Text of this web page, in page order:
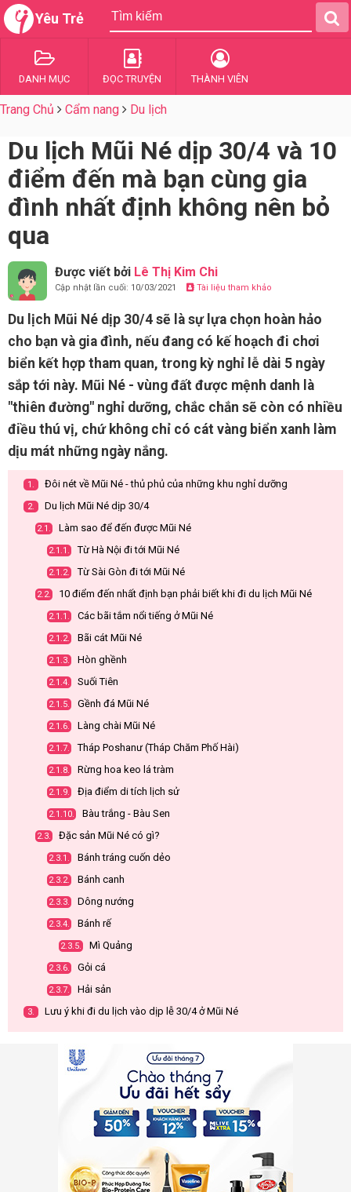
Yêu Trẻ
DANH MỤC ĐỌC TRUYỆN THÀNH VIÊN
Trang Chủ Cẩm nang Du lịch
Du lịch Mũi Né dịp 30/4 và 10
điểm đến mà bạn cùng gia
đình nhất định không nên bỏ
qua
Được viết bởi Lê Thị Kim Chi
Cập nhật lần cuối: 10/03/2021 Tài liệu tham khảo
Du lịch Mũi Né dịp 30/4 sẽ là sự lựa chọn hoàn hảo
cho bạn và gia đình, nếu đang có kế hoạch đi chơi
biển kết hợp tham quan, trong kỳ nghỉ lễ dài 5 ngày
sắp tới này. Mũi Né - vùng đất được mệnh danh là
"thiên đường" nghỉ dưỡng, chắc chắn sẽ còn có nhiều
điều thú vị, chứ không chỉ có cát vàng biển xanh làm
dịu mát những ngày nắng.
1. Đôi nét về Mũi Né - thủ phủ của những khu nghỉ dưỡng
2. Du lịch Mũi Né dịp 30/4
2.1. Làm sao để đến được Mũi Né
2.1.1. Từ Hà Nội đi tới Mũi Né
2.1.2. Từ Sài Gòn đi tới Mũi Né
2.2. 10 điểm đến nhất định bạn phải biết khi đi du lịch Mũi Né
2.1.1. Các bãi tắm nổi tiếng ở Mũi Né
2.1.2. Bãi cát Mũi Né
2.1.3. Hòn ghềnh
2.1.4. Suối Tiên
2.1.5. Gềnh đá Mũi Né
2.1.6. Làng chài Mũi Né
2.1.7. Tháp Poshanư (Tháp Chăm Phố Hài)
2.1.8. Rừng hoa keo lá tràm
2.1.9. Địa điểm di tích lịch sử
2.1.10. Bàu trắng - Bàu Sen
2.3. Đặc sản Mũi Né có gì?
2.3.1. Bánh tráng cuốn dẻo
2.3.2. Bánh canh
2.3.3. Dông nướng
2.3.4. Bánh rế
2.3.5. Mì Quảng
2.3.6. Gỏi cá
2.3.7. Hải sản
3. Lưu ý khi đi du lịch vào dịp lễ 30/4 ở Mũi Né